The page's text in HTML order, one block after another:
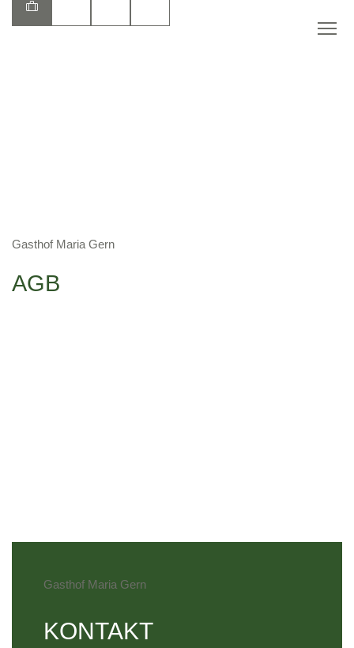
Gasthof Maria Gern
AGB
Gasthof Maria Gern
KONTAKT